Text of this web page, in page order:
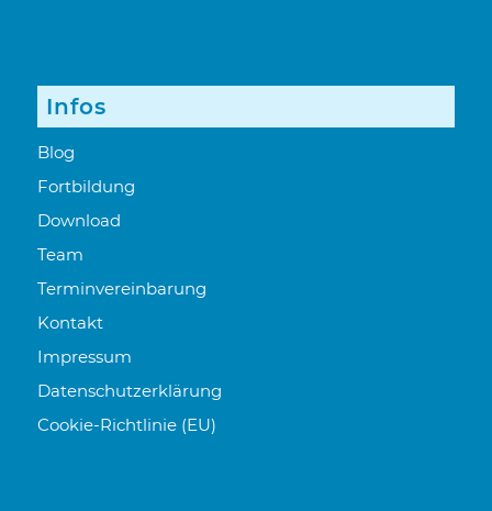
Infos
Blog
Fortbildung
Download
Team
Terminvereinbarung
Kontakt
Impressum
Datenschutzerklärung
Cookie-Richtlinie (EU)